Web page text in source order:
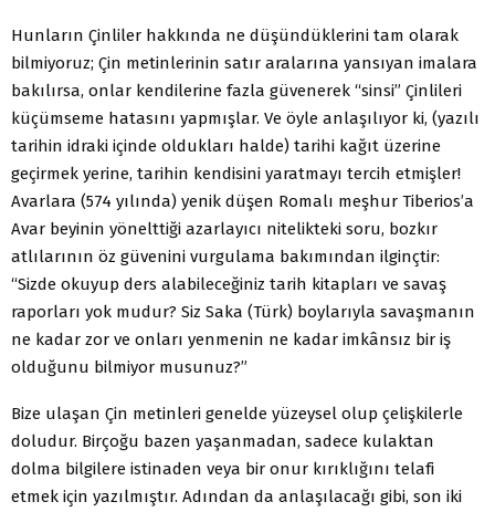
Hunların Çinliler hakkında ne düşündüklerini tam olarak
bilmiyoruz; Çin metinlerinin satır aralarına yansıyan imalara
bakılırsa, onlar kendilerine fazla güvenerek “sinsi” Çinlileri
küçümseme hatasını yapmışlar. Ve öyle anlaşılıyor ki, (yazılı
tarihin idraki içinde oldukları halde) tarihi kağıt üzerine
geçirmek yerine, tarihin kendisini yaratmayı tercih etmişler!
Avarlara (574 yılında) yenik düşen Romalı meşhur Tiberios’a
Avar beyinin yönelttiği azarlayıcı nitelikteki soru, bozkır
atlılarının öz güvenini vurgulama bakımından ilginçtir:
“Sizde okuyup ders alabileceğiniz tarih kitapları ve savaş
raporları yok mudur? Siz Saka (Türk) boylarıyla savaşmanın
ne kadar zor ve onları yenmenin ne kadar imkânsız bir iş
olduğunu bilmiyor musunuz?”
Bize ulaşan Çin metinleri genelde yüzeysel olup çelişkilerle
doludur. Birçoğu bazen yaşanmadan, sadece kulaktan
dolma bilgilere istinaden veya bir onur kırıklığını telafi
etmek için yazılmıştır. Adından da anlaşılacağı gibi, son iki